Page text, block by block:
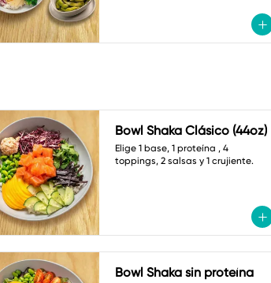
Bowl Shaka Clásico (44oz)
Elige 1 base, 1 proteína , 4
toppings, 2 salsas y 1 crujiente.
Bowl Shaka sin proteína